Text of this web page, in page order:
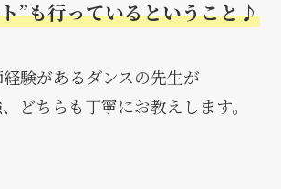
”も行っているということ♪
験があるダンスの先生が
どちらも丁寧にお教えします。